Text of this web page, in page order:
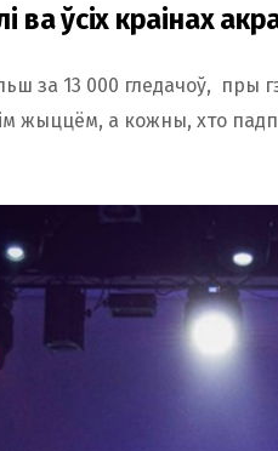
ва ўсіх краінах
за 13 000 гледачоў, пры
жыццём, а кожны, хто